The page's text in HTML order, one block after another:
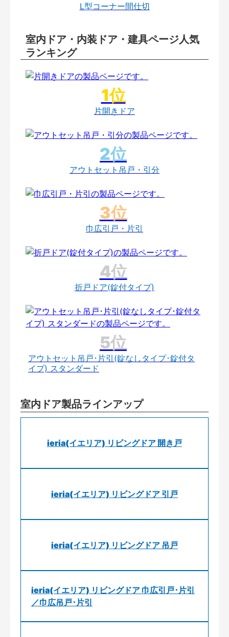
L型コーナー間仕切
室内ドア・内装ドア・建具ページ人気
ランキング
片開きドア
アウトセット吊戸・引分
巾広引戸・片引
折戸ドア(錠付タイプ)
アウトセット吊戸･片引(錠なしタイプ･錠付タ
イプ) スタンダード
室内ドア製品ラインアップ
ieria(イエリア) リビングドア 開き戸
ieria(イエリア) リビングドア 引戸
ieria(イエリア) リビングドア 吊戸
ieria(イエリア) リビングドア 巾広引戸･片引
／巾広吊戸･片引